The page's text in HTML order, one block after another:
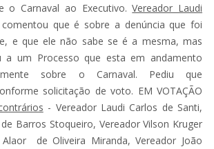
o Carnaval ao Executivo.Vereador Laudi
que é sobre a denúncia que foi
e que ele não sabe se é a mesma, mas
a um Processo que esta em andamento
sobre o Carnaval. Pediu que
solicitação de voto. EM VOTAÇÃO
- Vereador Laudi Carlos de Santi,
Barros Stoqueiro, Vereador Vilson Kruger
de Oliveira Miranda, Vereador João